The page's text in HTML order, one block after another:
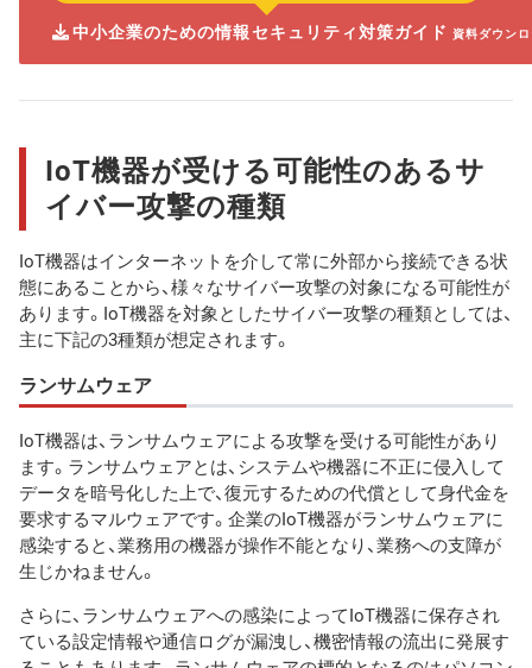
中小企業のための情報セキュリティ対策ガイド資料ダウンロ
IoT機器が受ける可能性のあるサ
イバー攻撃の種類
IoT機器はインターネットを介して常に外部から接続できる状
態にあることから、様々なサイバー攻撃の対象になる可能性が
あります。IoT機器を対象としたサイバー攻撃の種類としては、
主に下記の3種類が想定されます。
ランサムウェア
IoT機器は、ランサムウェアによる攻撃を受ける可能性があり
ます。ランサムウェアとは、システムや機器に不正に侵入して
データを暗号化した上で、復元するための代償として身代金を
要求するマルウェアです。企業のIoT機器がランサムウェアに
感染すると、業務用の機器が操作不能となり、業務への支障が
生じかねません。
さらに、ランサムウェアへの感染によってIoT機器に保存され
ている設定情報や通信ログが漏洩し、機密情報の流出に発展す